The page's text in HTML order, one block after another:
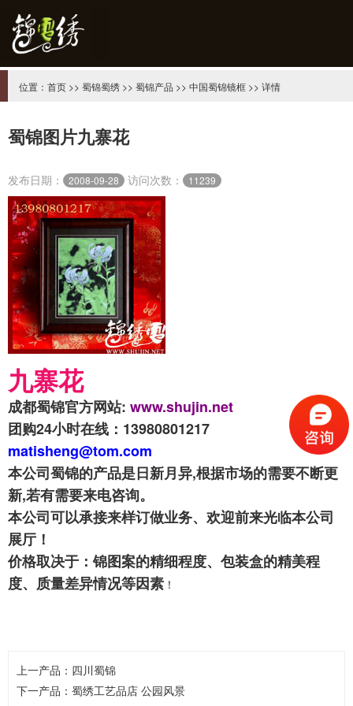
位置： 首页 >> 蜀锦蜀绣 >> 蜀锦产品 >> 中国蜀锦镜框 >> 详情
蜀锦图片九寨花
发布日期： 2008-09-28 访问次数： 11239
九寨花
成都蜀锦官方网站: www.shujin.net
团购24小时在线：13980801217
matisheng@tom.com
本公司蜀锦的产品是日新月异,根据市场的需要不断更
新,若有需要来电咨询。
本公司可以承接来样订做业务、欢迎前来光临本公司
展厅！
价格取决于：锦图案的精细程度、包装盒的精美程
度、质量差异情况等因素 ！
上一产品： 四川蜀锦
下一产品： 蜀绣工艺品店 公园风景